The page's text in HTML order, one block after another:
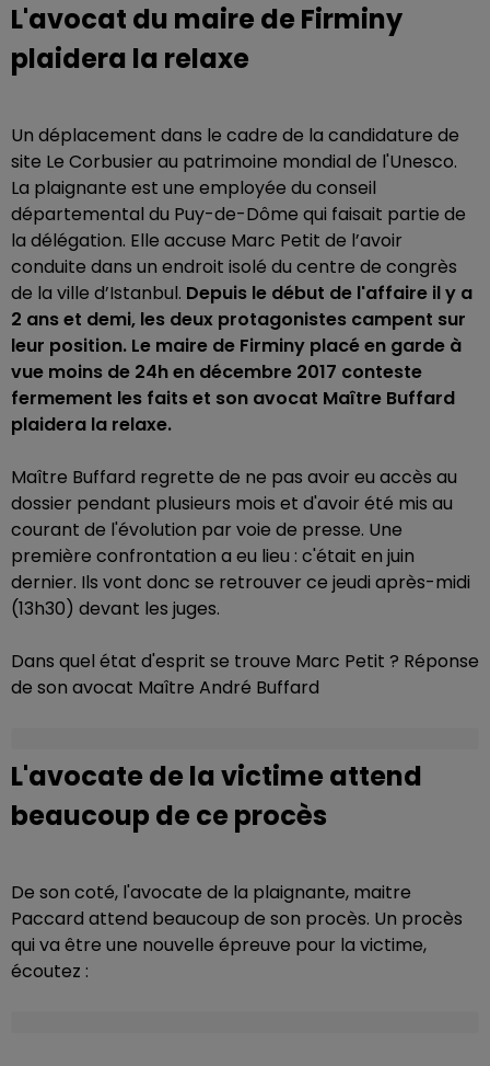
L'avocat du maire de Firminy
plaidera la relaxe
Un déplacement dans le cadre de la candidature de
site Le Corbusier au patrimoine mondial de l'Unesco.
La plaignante est une employée du conseil
départemental du Puy-de-Dôme qui faisait partie de
la délégation. Elle accuse Marc Petit de l’avoir
conduite dans un endroit isolé du centre de congrès
de la ville d’Istanbul. Depuis le début de l'affaire il y a
2 ans et demi, les deux protagonistes campent sur
leur position. Le maire de Firminy placé en garde à
vue moins de 24h en décembre 2017 conteste
fermement les faits et son avocat Maître Buffard
plaidera la relaxe.
Maître Buffard regrette de ne pas avoir eu accès au
dossier pendant plusieurs mois et d'avoir été mis au
courant de l'évolution par voie de presse. Une
première confrontation a eu lieu : c'était en juin
dernier. Ils vont donc se retrouver ce jeudi après-midi
(13h30) devant les juges.
Dans quel état d'esprit se trouve Marc Petit ? Réponse
de son avocat Maître André Buffard
L'avocate de la victime attend
beaucoup de ce procès
De son coté, l'avocate de la plaignante, maitre
Paccard attend beaucoup de son procès. Un procès
qui va être une nouvelle épreuve pour la victime,
écoutez :